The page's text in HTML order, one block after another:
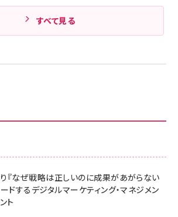
『なぜ戦略は正しいのに成果があがらない
ドするデジタルマーケティング・マネジメン
ト
すべて見る